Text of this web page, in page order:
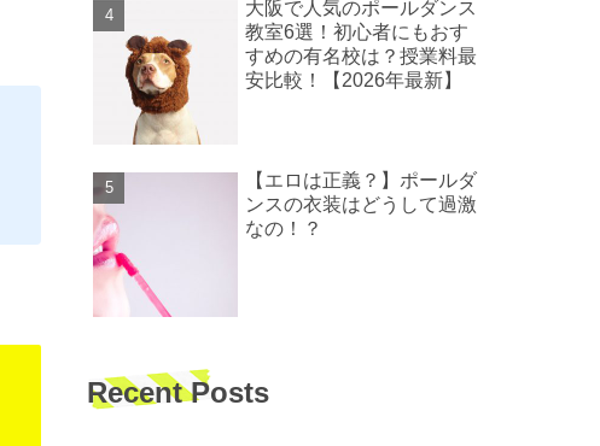
大阪で人気のポールダンス
教室6選！初心者にもおす
すめの有名校は？授業料最
安比較！【2026年最新】
【エロは正義？】ポールダ
ンスの衣装はどうして過激
なの！？
Recent Posts